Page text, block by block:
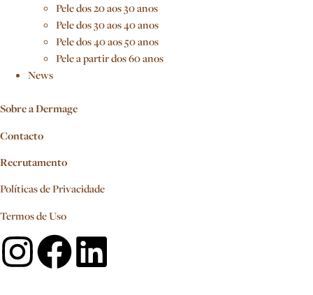
Pele dos 20 aos 30 anos
Pele dos 30 aos 40 anos
Pele dos 40 aos 50 anos
Pele a partir dos 60 anos
News
Sobre a Dermage
Contacto
Recrutamento
Políticas de Privacidade
Termos de Uso